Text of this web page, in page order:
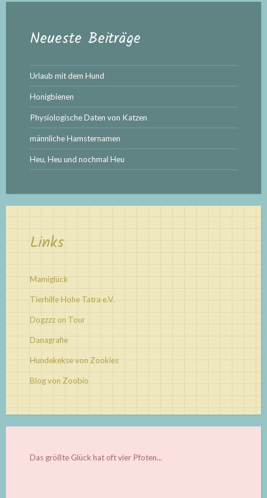
Neueste Beiträge
Urlaub mit dem Hund
Honigbienen
Physiologische Daten von Katzen
männliche Hamsternamen
Heu, Heu und nochmal Heu
Links
Mamiglück
Tierhilfe Hohe Tatra e.V.
Dogzzz on Tour
Danagrafie
Hundekekse von Zookies
Blog von Zoobio
Das größte Glück hat oft vier Pfoten...